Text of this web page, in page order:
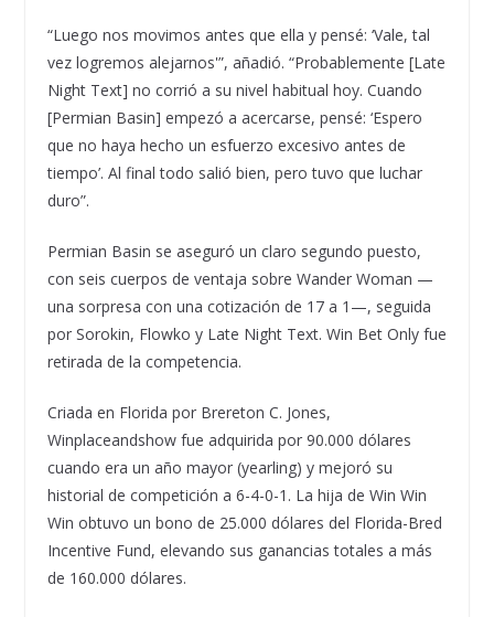
“Luego nos movimos antes que ella y pensé: ‘Vale, tal
vez logremos alejarnos'”, añadió. “Probablemente [Late
Night Text] no corrió a su nivel habitual hoy. Cuando
[Permian Basin] empezó a acercarse, pensé: ‘Espero
que no haya hecho un esfuerzo excesivo antes de
tiempo’. Al final todo salió bien, pero tuvo que luchar
duro”.
Permian Basin se aseguró un claro segundo puesto,
con seis cuerpos de ventaja sobre Wander Woman —
una sorpresa con una cotización de 17 a 1—, seguida
por Sorokin, Flowko y Late Night Text. Win Bet Only fue
retirada de la competencia.
Criada en Florida por Brereton C. Jones,
Winplaceandshow fue adquirida por 90.000 dólares
cuando era un año mayor (yearling) y mejoró su
historial de competición a 6-4-0-1. La hija de Win Win
Win obtuvo un bono de 25.000 dólares del Florida-Bred
Incentive Fund, elevando sus ganancias totales a más
de 160.000 dólares.